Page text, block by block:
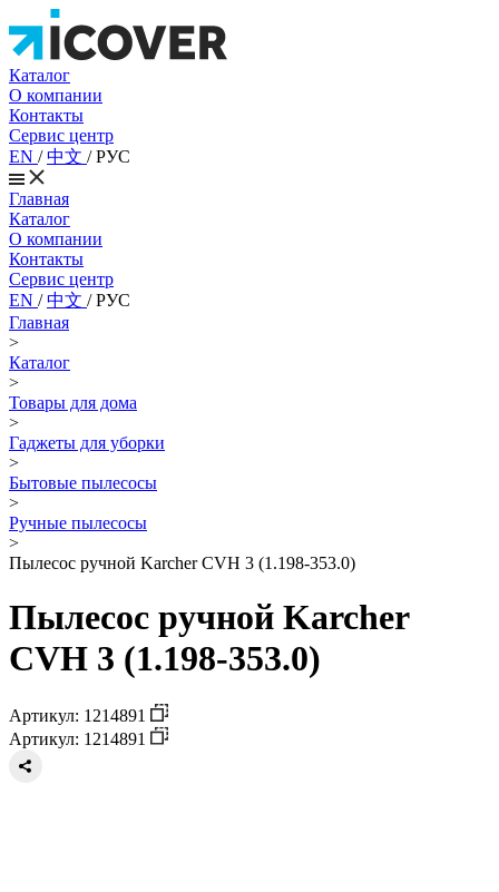
Каталог
О компании
Контакты
Сервис центр
EN /中文 /РУС
Главная
Каталог
О компании
Контакты
Сервис центр
EN /中文 /РУС
Главная
>
Каталог
>
Товары для дома
>
Гаджеты для уборки
>
Бытовые пылесосы
>
Ручные пылесосы
>
Пылесос ручной Karcher CVH 3 (1.198-353.0)
Пылесос ручной Karcher
CVH 3 (1.198-353.0)
Артикул: 1214891
Артикул: 1214891